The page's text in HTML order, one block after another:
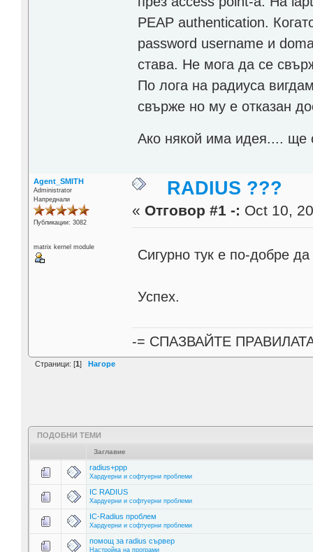
PEAP authentication.
password username и
става. Не мога да се
По лога на радиуса
свърже но му е отказан
Ако някой има идея....
Agent_SMITH
Administrator
Напреднали
Публикации: 3082
matrix kernel module
RADIUS ???
« Отговор #1 -: Oct 10,
Сигурно тук е по-добре
Успех.
-= СПАЗВАЙТЕ
Страници: [1] Нагоре
ПОДОБНИ ТЕМИ
Заглавие
radius+ppp
Хардуерни и софтуерни проблеми
IC RADIUS
Хардуерни и софтуерни проблеми
IC-Radius проблем
Хардуерни и софтуерни проблеми
помощ за radius сървер
Настройка на програми